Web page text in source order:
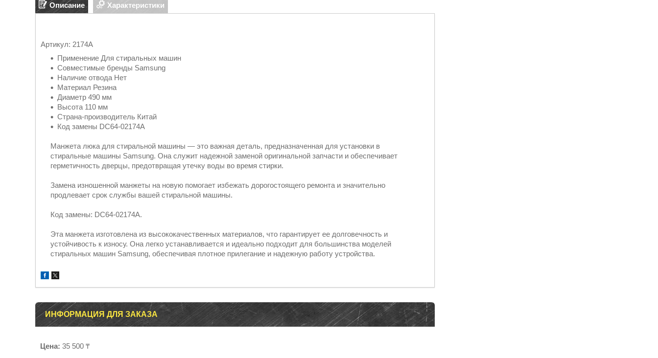
Описание Характеристики
Артикул: 2174A
Применение Для стиральных машин
Совместимые бренды Samsung
Наличие отвода Нет
Материал Резина
Диаметр 490 мм
Высота 110 мм
Страна-производитель Китай
Код замены DC64-02174A
Манжета люка для стиральной машины — это важная деталь, предназначенная для установки в
стиральные машины Samsung. Она служит надежной заменой оригинальной запчасти и обеспечивает
герметичность дверцы, предотвращая утечку воды во время стирки.
Замена изношенной манжеты на новую помогает избежать дорогостоящего ремонта и значительно
продлевает срок службы вашей стиральной машины.
Код замены: DC64-02174A.
Эта манжета изготовлена из высококачественных материалов, что гарантирует ее долговечность и
устойчивость к износу. Она легко устанавливается и идеально подходит для большинства моделей
стиральных машин Samsung, обеспечивая плотное прилегание и надежную работу устройства.
ИНФОРМАЦИЯ ДЛЯ ЗАКАЗА
Цена: 35 500 ₸